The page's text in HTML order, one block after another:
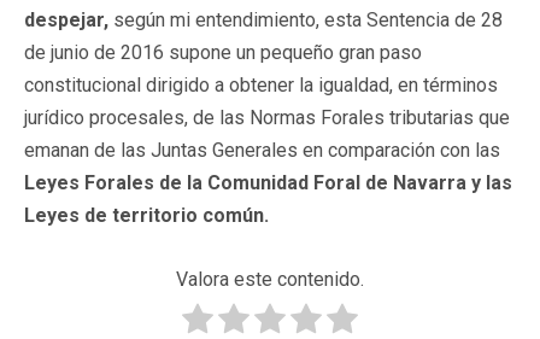
despejar, según mi entendimiento, esta Sentencia de 28
de junio de 2016 supone un pequeño gran paso
constitucional dirigido a obtener la igualdad, en términos
jurídico procesales, de las Normas Forales tributarias que
emanan de las Juntas Generales en comparación con las
Leyes Forales de la Comunidad Foral de Navarra y las
Leyes de territorio común.
Valora este contenido.